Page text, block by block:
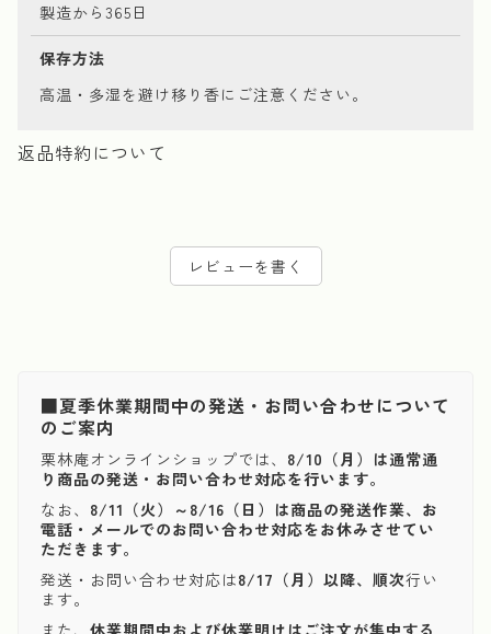
製造から365日
保存方法
高温・多湿を避け移り香にご注意ください。
返品特約について
レビューを書く
■夏季休業期間中の発送・お問い合わせについて
のご案内
栗林庵オンラインショップでは、 8/10（月）は通常通
り商品の発送・お問い合わせ対応を行います。
なお、 8/11（火）～8/16（日）は商品の発送作業、お
電話・メールでのお問い合わせ対応をお休みさせてい
ただきます。
発送・お問い合わせ対応は8/17（月）以降、順次行い
ます。